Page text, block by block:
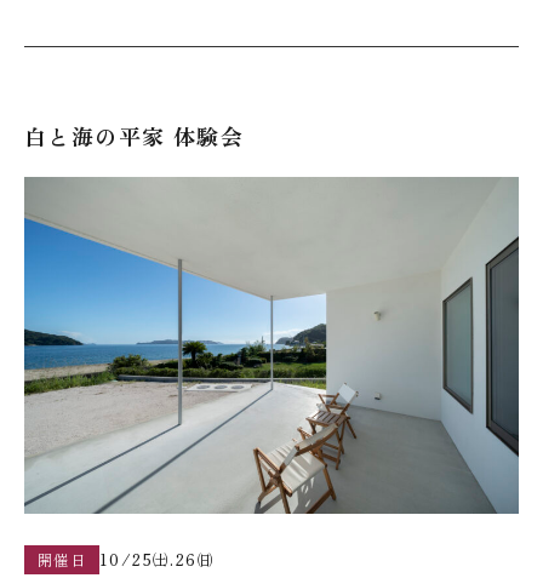
白と海の平家 体験会
開催日 10/25㈯.26㈰